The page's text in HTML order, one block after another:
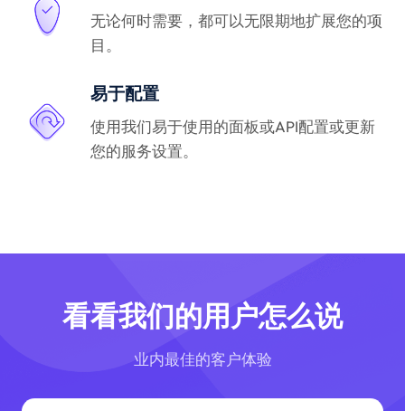
无论何时需要，都可以无限期地扩展您的项
目。
易于配置
使用我们易于使用的面板或API配置或更新
您的服务设置。
看看我们的用户怎么说
业内最佳的客户体验